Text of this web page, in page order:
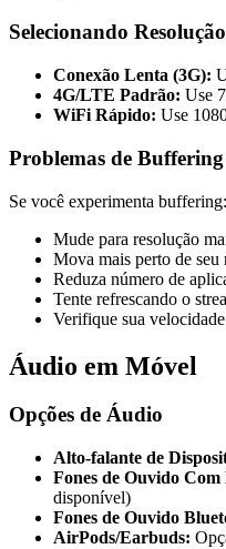
Selecionando
Conexão Lenta (3G):
4G/LTE Padrão: Use
WiFi Rápido: Use
Problemas de Buffering
Se você experimenta buffering:
Mude para resolução
Mova mais perto de seu
Reduza número de
Tente refrescando o
Verifique sua
Áudio em Móvel
Opções de Áudio
Alto-falante de
Fones de Ouvido Com
disponível)
Fones de Ouvido
AirPods/Earbuds: